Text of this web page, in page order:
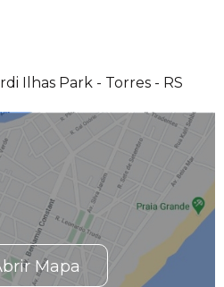
Ilhas Park - Torres - RS
Mapa